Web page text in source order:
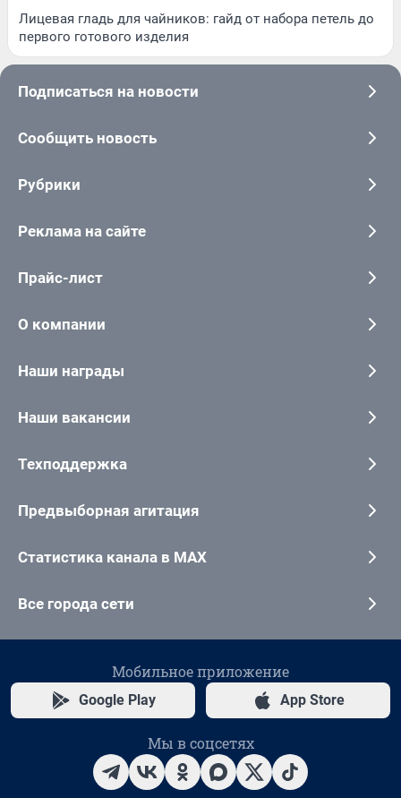
Лицевая гладь для чайников: гайд от набора петель до
первого готового изделия
Подписаться на новости
Сообщить новость
Рубрики
Реклама на сайте
Прайс-лист
О компании
Наши награды
Наши вакансии
Техподдержка
Предвыборная агитация
Статистика канала в MAX
Все города сети
Мобильное приложение
Google Play App Store
Мы в соцсетях